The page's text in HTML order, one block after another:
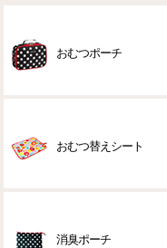
おむつポーチ
おむつ替えシート
消臭ポーチ